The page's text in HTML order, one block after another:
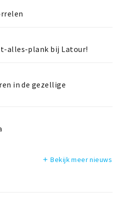
alles-plank bij Latour!
in de gezellige
add Bekijk meer nieuws